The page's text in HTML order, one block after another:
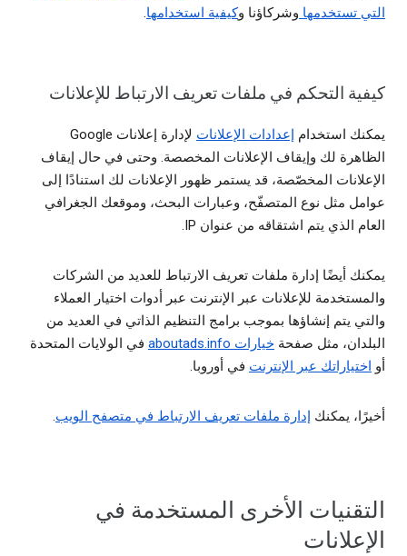
التي تستخدمها وشركاؤنا وكيفية استخدامها.
كيفية التحكم في ملفات تعريف الارتباط للإعلانات
يمكنك استخدام إعدادات الإعلانات
لإدارة إعلانات Google
الظاهرة لك وإيقاف الإعلانات المخصصة. وحتى في حال إيقاف
الإعلانات المخصّصة، قد يستمر ظهور الإعلانات لك استنادًا إلى
عوامل مثل نوع المتصفّح، وعبارات البحث، وموقعك الجغرافي
العام الذي يتم اشتقاقه من عنوان IP.
يمكنك أيضًا إدارة ملفات تعريف الارتباط للعديد من الشركات
والمستخدمة للإعلانات عبر الإنترنت عبر أدوات اختيار العملاء
والتي يتم إنشاؤها بموجب برامج التنظيم الذاتي في العديد من
البلدان، مثل صفحة خيارات aboutads.info
في الولايات المتحدة
أو اختياراتك عبر الإنترنت في أوروبا.
أخيرًا، يمكنك إدارة ملفات تعريف الارتباط في متصفح الويب.
التقنيات الأخرى المستخدمة في
الإعلانات